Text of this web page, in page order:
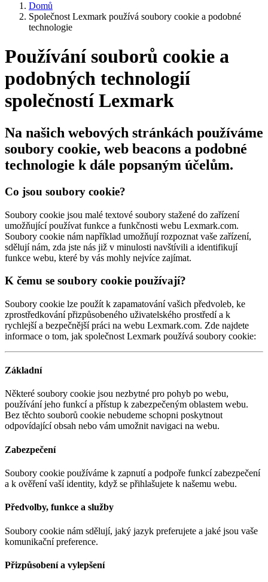
Domů
Společnost Lexmark používá soubory cookie a podobné
technologie
Používání souborů cookie a
podobných technologií
společností Lexmark
Na našich webových stránkách používáme
soubory cookie, web beacons a podobné
technologie k dále popsaným účelům.
Co jsou soubory cookie?
Soubory cookie jsou malé textové soubory stažené do zařízení
umožňující používat funkce a funkčnosti webu Lexmark.com.
Soubory cookie nám například umožňují rozpoznat vaše zařízení,
sdělují nám, zda jste nás již v minulosti navštívili a identifikují
funkce webu, které by vás mohly nejvíce zajímat.
K čemu se soubory cookie používají?
Soubory cookie lze použít k zapamatování vašich předvoleb, ke
zprostředkování přizpůsobeného uživatelského prostředí a k
rychlejší a bezpečnější práci na webu Lexmark.com. Zde najdete
informace o tom, jak společnost Lexmark používá soubory cookie:
Základní
Některé soubory cookie jsou nezbytné pro pohyb po webu,
používání jeho funkcí a přístup k zabezpečeným oblastem webu.
Bez těchto souborů cookie nebudeme schopni poskytnout
odpovídající obsah nebo vám umožnit navigaci na webu.
Zabezpečení
Soubory cookie používáme k zapnutí a podpoře funkcí zabezpečení
a k ověření vaší identity, když se přihlašujete k našemu webu.
Předvolby, funkce a služby
Soubory cookie nám sdělují, jaký jazyk preferujete a jaké jsou vaše
komunikační preference.
Přizpůsobení a vylepšení